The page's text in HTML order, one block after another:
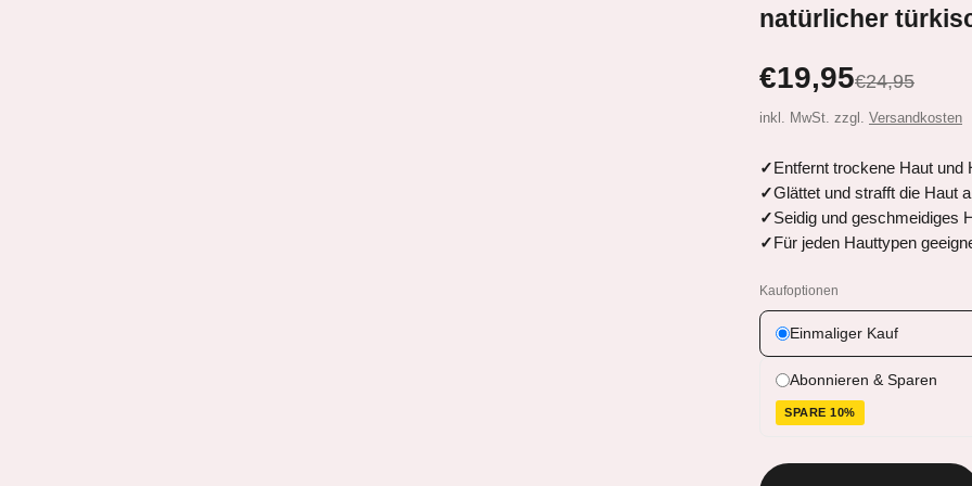
natürlicher
€19,95€24,95
inkl. MwSt. zzgl. Versandkosten
Entfernt trockene Haut und
Glättet und strafft die Haut
Seidig und geschmeidiges
Für jeden Hauttypen
Kaufoptionen
Einmaliger Kauf
Abonnieren & Sparen
SPARE 10%